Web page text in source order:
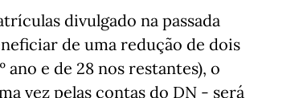
divulgado na passada
de uma redução de dois
ano e de 28 nos restantes), o
vez pelas contas do DN - será